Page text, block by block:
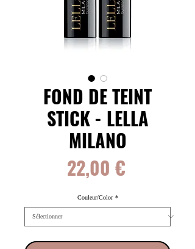
FOND DE TEINT
STICK - LELLA
MILANO
22,00 €Prix
Couleur/Color *